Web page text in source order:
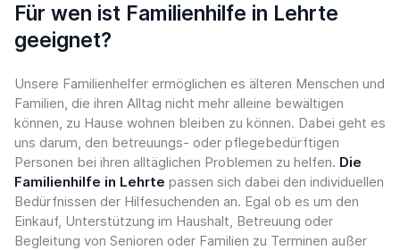
Für wen ist Familienhilfe in Lehrte
geeignet?
Unsere Familienhelfer ermöglichen es älteren Menschen und
Familien, die ihren Alltag nicht mehr alleine bewältigen
können, zu Hause wohnen bleiben zu können. Dabei geht es
uns darum, den betreuungs- oder pflegebedürftigen
Personen bei ihren alltäglichen Problemen zu helfen. Die
Familienhilfe in Lehrte passen sich dabei den individuellen
Bedürfnissen der Hilfesuchenden an. Egal ob es um den
Einkauf, Unterstützung im Haushalt, Betreuung oder
Begleitung von Senioren oder Familien zu Terminen außer